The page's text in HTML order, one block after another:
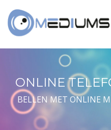
ONLINE
BELLEN MET ONLINE